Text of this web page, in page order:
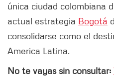
única ciudad colombiana
actual estrategia Bogotá
consolidarse como el
America Latina.
No te vayas sin consultar: